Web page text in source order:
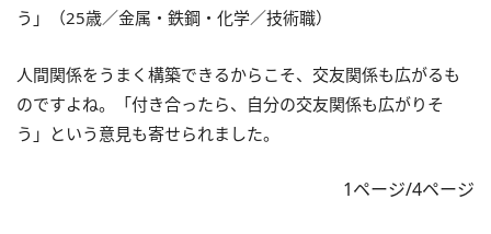
う」（25歳／金属・鉄鋼・化学／技術職）
人間関係をうまく構築できるからこそ、交友関係も広がるも
のですよね。「付き合ったら、自分の交友関係も広がりそ
う」という意見も寄せられました。
1ページ/4ページ